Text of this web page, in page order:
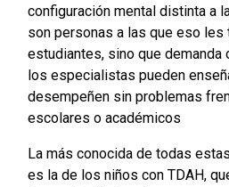
configuración mental distinta a
son personas a las que eso les
estudiantes, sino que
los especialistas pueden
desempeñen sin problemas
escolares o académicos
La más conocida de todas
es la de los niños con TDAH,